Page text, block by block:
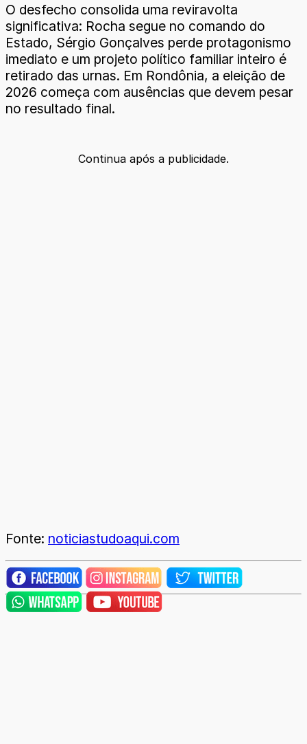
O desfecho consolida uma reviravolta
significativa: Rocha segue no comando do
Estado, Sérgio Gonçalves perde protagonismo
imediato e um projeto político familiar inteiro é
retirado das urnas. Em Rondônia, a eleição de
2026 começa com ausências que devem pesar
no resultado final.
Continua após a publicidade.
Fonte: noticiastudoaqui.com